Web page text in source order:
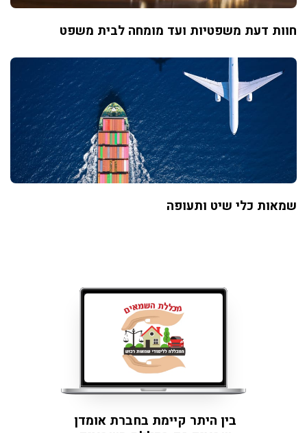
חוות דעת משפטיות ועד מומחה לבית משפט
שמאות כלי שיט ותעופה
בין היתר קיימת בחברת אומדן